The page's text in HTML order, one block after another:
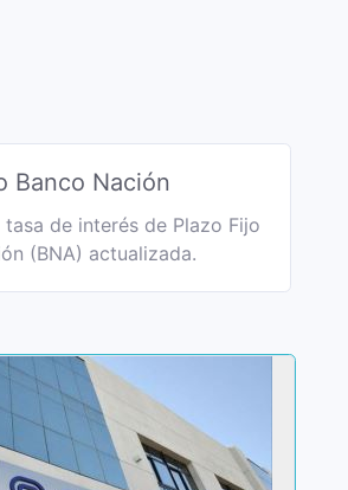
Banco Nación
tasa de interés de Plazo Fijo
(BNA) actualizada.